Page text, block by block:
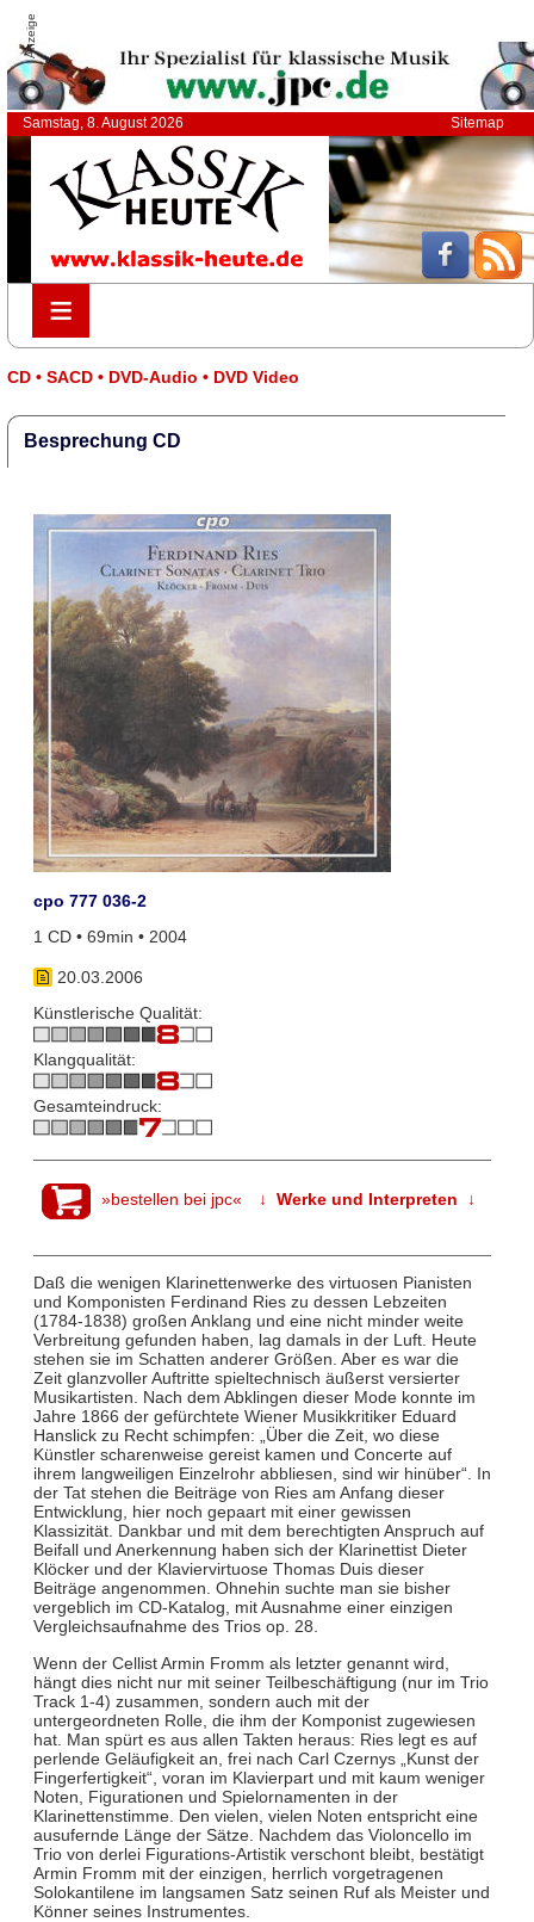
Anzeige
Samstag, 8. August 2026 Sitemap
≡
≡
CD • SACD • DVD-Audio • DVD Video
Besprechung CD
cpo 777 036-2
1 CD • 69min • 2004
20.03.2006
Künstlerische Qualität:
Klangqualität:
Gesamteindruck:
»bestellen bei jpc« ↓ Werke und Interpreten ↓
Daß die wenigen Klarinettenwerke des virtuosen Pianisten
und Komponisten Ferdinand Ries zu dessen Lebzeiten
(1784-1838) großen Anklang und eine nicht minder weite
Verbreitung gefunden haben, lag damals in der Luft. Heute
stehen sie im Schatten anderer Größen. Aber es war die
Zeit glanzvoller Auftritte spieltechnisch äußerst versierter
Musikartisten. Nach dem Abklingen dieser Mode konnte im
Jahre 1866 der gefürchtete Wiener Musikkritiker Eduard
Hanslick zu Recht schimpfen: „Über die Zeit, wo diese
Künstler scharenweise gereist kamen und Concerte auf
ihrem langweiligen Einzelrohr abbliesen, sind wir hinüber“. In
der Tat stehen die Beiträge von Ries am Anfang dieser
Entwicklung, hier noch gepaart mit einer gewissen
Klassizität. Dankbar und mit dem berechtigten Anspruch auf
Beifall und Anerkennung haben sich der Klarinettist Dieter
Klöcker und der Klaviervirtuose Thomas Duis dieser
Beiträge angenommen. Ohnehin suchte man sie bisher
vergeblich im CD-Katalog, mit Ausnahme einer einzigen
Vergleichsaufnahme des Trios op. 28.
Wenn der Cellist Armin Fromm als letzter genannt wird,
hängt dies nicht nur mit seiner Teilbeschäftigung (nur im Trio
Track 1-4) zusammen, sondern auch mit der
untergeordneten Rolle, die ihm der Komponist zugewiesen
hat. Man spürt es aus allen Takten heraus: Ries legt es auf
perlende Geläufigkeit an, frei nach Carl Czernys „Kunst der
Fingerfertigkeit“, voran im Klavierpart und mit kaum weniger
Noten, Figurationen und Spielornamenten in der
Klarinettenstimme. Den vielen, vielen Noten entspricht eine
ausufernde Länge der Sätze. Nachdem das Violoncello im
Trio von derlei Figurations-Artistik verschont bleibt, bestätigt
Armin Fromm mit der einzigen, herrlich vorgetragenen
Solokantilene im langsamen Satz seinen Ruf als Meister und
Könner seines Instrumentes.